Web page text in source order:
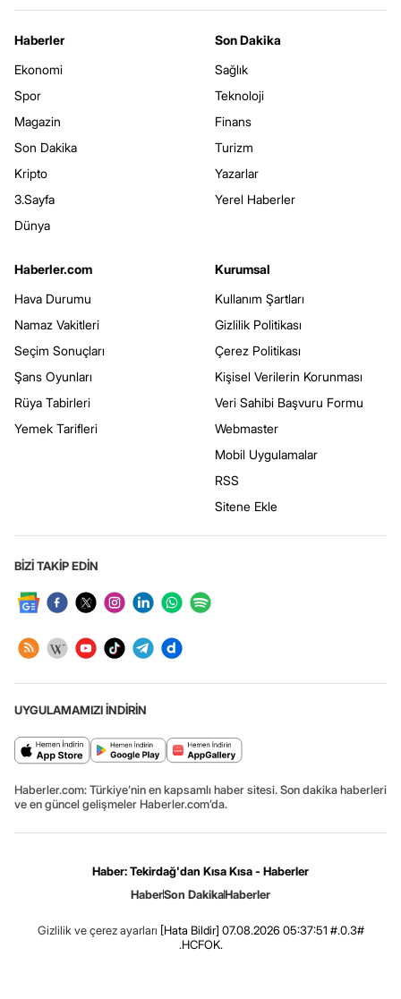
Haberler
Ekonomi
Spor
Magazin
Son Dakika
Kripto
3.Sayfa
Dünya
Son Dakika
Sağlık
Teknoloji
Finans
Turizm
Yazarlar
Yerel Haberler
Haberler.com
Hava Durumu
Namaz Vakitleri
Seçim Sonuçları
Şans Oyunları
Rüya Tabirleri
Yemek Tarifleri
Kurumsal
Kullanım Şartları
Gizlilik Politikası
Çerez Politikası
Kişisel Verilerin Korunması
Veri Sahibi Başvuru Formu
Webmaster
Mobil Uygulamalar
RSS
Sitene Ekle
BİZİ TAKİP EDİN
UYGULAMAMIZI İNDİRİN
Haberler.com: Türkiye’nin en kapsamlı haber sitesi. Son dakika haberleri
ve en güncel gelişmeler Haberler.com’da.
Haber: Tekirdağ'dan Kısa Kısa - Haberler
HaberSon DakikaHaberler
Gizlilik ve çerez ayarları [Hata Bildir] 07.08.2026 05:37:51 #.0.3#
.HCFOK.